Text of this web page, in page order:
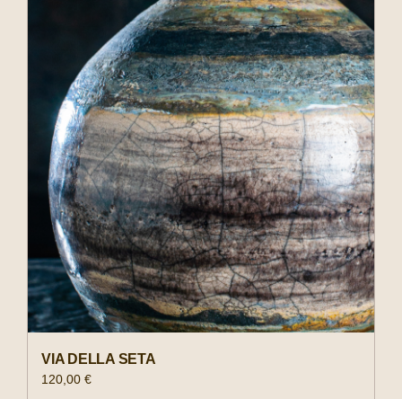
Negozio
Experiences
Il tuo account
VIA DELLA SETA
120,00 €